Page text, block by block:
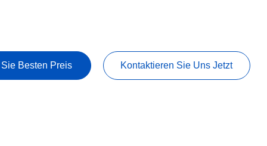
Besten Preis Kontaktieren Sie Uns Jetzt